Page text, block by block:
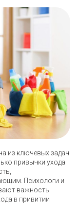
из ключевых задач
привычки ухода
Психологи и
важность
в привитии